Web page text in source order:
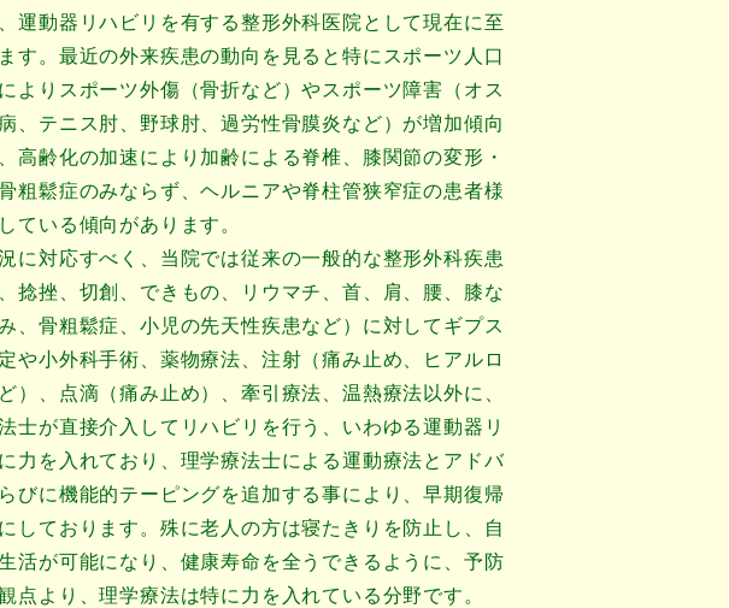
運動器リハビリを有する整形外科医院として現在に至
す。最近の外来疾患の動向を見ると特にスポーツ人口
よりスポーツ外傷（骨折など）やスポーツ障害（オス
、テニス肘、野球肘、過労性骨膜炎など）が増加傾向
高齢化の加速により加齢による脊椎、膝関節の変形・
粗鬆症のみならず、ヘルニアや脊柱管狭窄症の患者様
ている傾向があります。
況に対応すべく、当院では従来の一般的な整形外科疾患
、捻挫、切創、できもの、リウマチ、首、肩、腰、膝な
、骨粗鬆症、小児の先天性疾患など）に対してギプス
や小外科手術、薬物療法、注射（痛み止め、ヒアルロ
）、点滴（痛み止め）、牽引療法、温熱療法以外に、
士が直接介入してリハビリを行う、いわゆる運動器リ
力を入れており、理学療法士による運動療法とアドバ
びに機能的テーピングを追加する事により、早期復帰
しております。殊に老人の方は寝たきりを防止し、自
活が可能になり、健康寿命を全うできるように、予防
点より、理学療法は特に力を入れている分野です。